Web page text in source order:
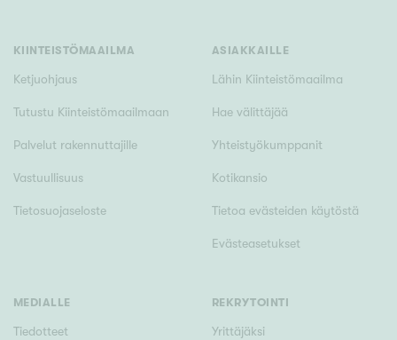
Välttävä
Järvi- tai merinäköala
Maalämpö
Oma ranta
Senioriasunto
KIINTEISTÖMAAILMA
Ketjuohjaus
Tutustu Kiinteistömaailmaan
Palvelut rakennuttajille
Vastuullisuus
Tietosuojaseloste
ASIAKKAILLE
Lähin Kiinteistömaailma
Hae välittäjää
Yhteistyökumppanit
Kotikansio
Tietoa evästeiden käytöstä
Evästeasetukset
MEDIALLE
Tiedotteet
REKRYTOINTI
Yrittäjäksi